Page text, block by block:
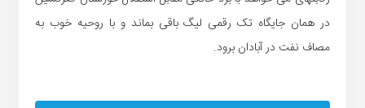
در همان جایگاه تک رقمی لیگ باقی بماند و با روحیه خوب به
مصاف نفت در آبادان برود.